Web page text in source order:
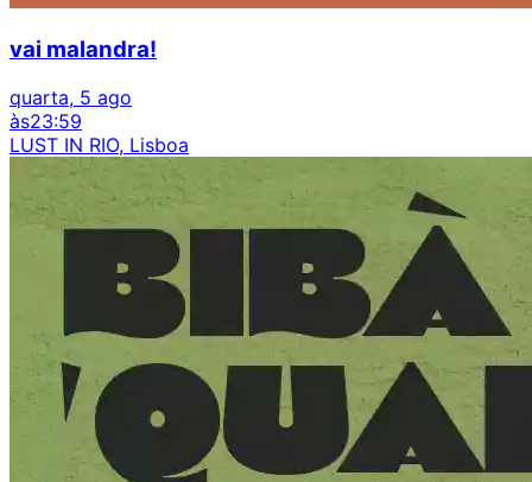
vai malandra!
quarta, 5 ago
às23:59
LUST IN RIO, Lisboa